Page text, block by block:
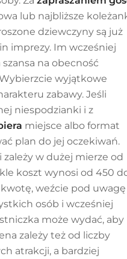
lub najbliższe
dziewczyny są już
imprezy. Im wcześniej
na obecność
wyjątkowe
zabawy. Jeśli
niespodzianki i z
miejsce albo format
plan do jej oczekiwań.
w dużej mierze od
koszt wynosi od 450
kwotę, weźcie pod uwagę
osób i wcześniej
może wydać, aby
zależy też od liczby
atrakcji, a bardziej